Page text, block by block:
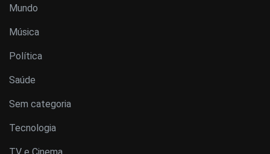
Mundo
Música
Política
Saúde
Sem categoria
Tecnologia